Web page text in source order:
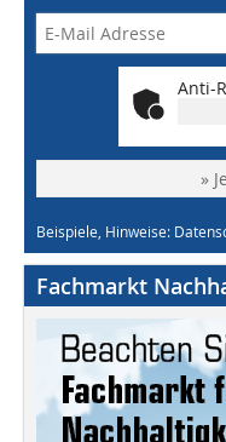
Anti-
»
Beispiele, Hinweise:
Fachmarkt